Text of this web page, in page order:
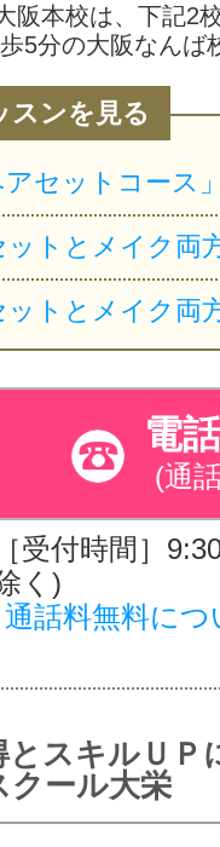
阪本校は、下記2
5分の大阪なんば
スンを見る
電
(通
［受付時間］
く)
通話料無料につ
とスキルＵＰ
クール大栄